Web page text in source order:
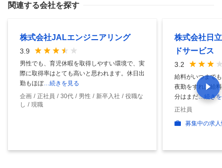
関連する会社を探す
株式会社JALエンジニアリング
3.9
男性でも、育児休暇を取得しやすい環境で、実
際に取得率はとても高いと思われます。休日出
勤もほぼ…続きを見る
企画
正社員 30代 男性 新卒入社
役職な
し
現職
株式会社日
ドサービス
3.2
給料がいつまで
夜勤をすれば給
分はまだ…続き
正社員
募集中の求